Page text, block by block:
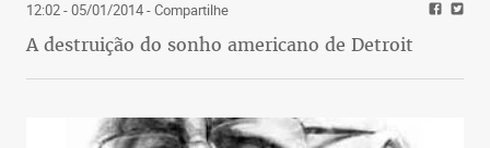
12:02 - 05/01/2014- Compartilhe
A destruição do sonho americano de Detroit